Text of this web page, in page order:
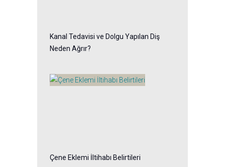
Kanal Tedavisi ve Dolgu Yapılan Diş
Neden Ağrır?
Çene Eklemi İltihabı Belirtileri